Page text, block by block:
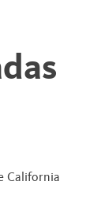
California